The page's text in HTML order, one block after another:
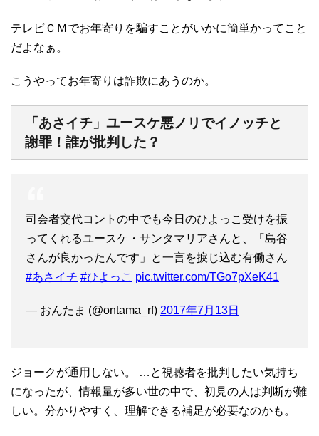
テレビＣＭでお年寄りを騙すことがいかに簡単かってこと
だよなぁ。
こうやってお年寄りは詐欺にあうのか。
「あさイチ」ユースケ悪ノリでイノッチと
謝罪！誰が批判した？
司会者交代コントの中でも今日のひよっこ受けを振
ってくれるユースケ・サンタマリアさんと、「島谷
さんが良かったんです」と一言を捩じ込む有働さん
#あさイチ #ひよっこ pic.twitter.com/TGo7pXeK41
— おんたま (@ontama_rf) 2017年7月13日
ジョークが通用しない。 …と視聴者を批判したい気持ち
になったが、情報量が多い世の中で、初見の人は判断が難
しい。分かりやすく、理解できる補足が必要なのかも。